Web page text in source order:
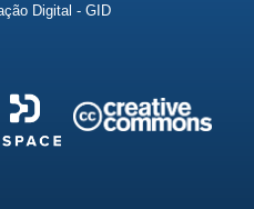
Digital - GID